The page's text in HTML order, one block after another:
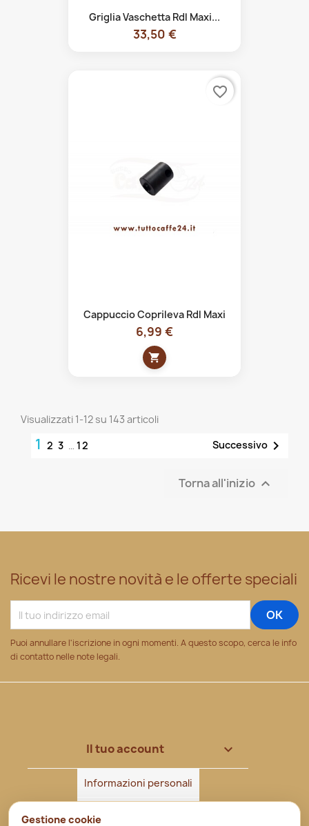
Griglia Vaschetta Rdl Maxi...
33,50 €
Cappuccio Coprileva Rdl Maxi
6,99 €
shopping_cart
favorite_border
Visualizzati 1-12 su 143 articoli
1 2 3 … 12 Successivo 
Torna all'inizio 
Ricevi le nostre novità e le offerte speciali
Puoi annullare l'iscrizione in ogni momenti. A questo scopo, cerca le info
di contatto nelle note legali.
Il tuo account 
Informazioni personali
Ordini
Gestione cookie